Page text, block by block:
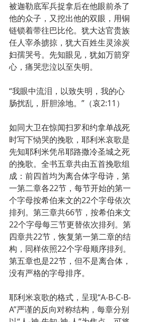
被迦勒底军兵捉拿后在他眼前杀了
他的众子，又挖出他的双眼，用铜
链锁着带往巴比伦。犹大达官贵族
任人宰杀掳掠，犹大百姓生灵涂炭
妇孺哭号。先知眼见，犹如万箭穿
心，痛哭悲泣以至失明。
“我眼中流泪，以致失明，我的心
肠扰乱，肝胆涂地。”（哀2:11）
如同大卫在惊闻扫罗和约拿单战死
时写下恸哭的挽歌，耶利米哀歌是
先知耶利米凭吊耶路撒冷圣城之死
的挽歌。全书五章共由五首挽歌组
成：前四首均为离合体字母诗，第
一第二章各22节，每节开始的第一
个字母按希伯来文的22个字母依次
排列。第三章共66节，按希伯来文
22个字母每三节更替依次排列。第
四章共22节，恢复第一第二章的结
构，同样依照22个字母顺序排列。
第五章也是22节，但不是离合体，
没有严格的字母排序。
耶利米哀歌的格式，呈现“A-B-C-B-
A”严谨的反向对称结构，每章分别